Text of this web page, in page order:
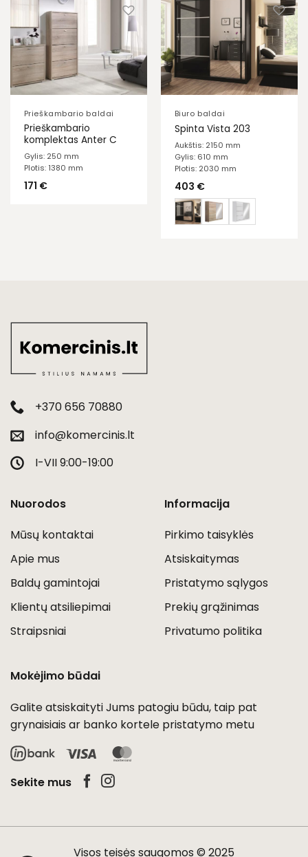
Prieškambario baldai
Prieškambario
komplektas Anter C
Gylis: 250 mm
Plotis: 1380 mm
171 €
Biuro baldai
Spinta Vista 203
Aukštis: 2150 mm
Gylis: 610 mm
Plotis: 2030 mm
403 €
+370 656 70880
info@komercinis.lt
I-VII 9:00-19:00
Nuorodos
Mūsų kontaktai
Apie mus
Baldų gamintojai
Klientų atsiliepimai
Straipsniai
Informacija
Pirkimo taisyklės
Atsiskaitymas
Pristatymo sąlygos
Prekių grąžinimas
Privatumo politika
Mokėjimo būdai
Galite atsiskaityti Jums patogiu būdu, taip pat
grynaisiais ar banko kortele pristatymo metu
Visa
Sekite mus
Visos teisės saugomos © 2025